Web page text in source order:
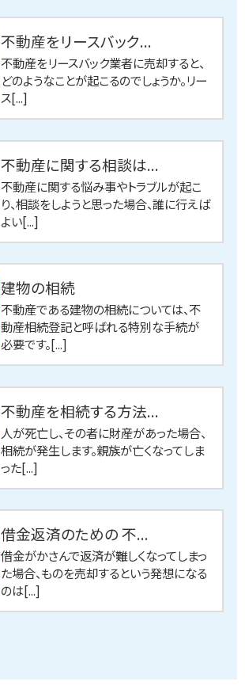
不動産をリースバック...
不動産をリースバック業者に売却すると、
どのようなことが起こるのでしょうか。リー
ス[...]
不動産に関する相談は...
不動産に関する悩み事やトラブルが起こ
り、相談をしようと思った場合、誰に行えば
よい[...]
建物の相続
不動産である建物の相続については、不
動産相続登記と呼ばれる特別な手続が
必要です。[...]
不動産を相続する方法...
人が死亡し、その者に財産があった場合、
相続が発生します。親族が亡くなってしま
った[...]
借金返済のための 不...
借金がかさんで返済が難しくなってしまっ
た場合、ものを売却するという発想になる
のは[...]